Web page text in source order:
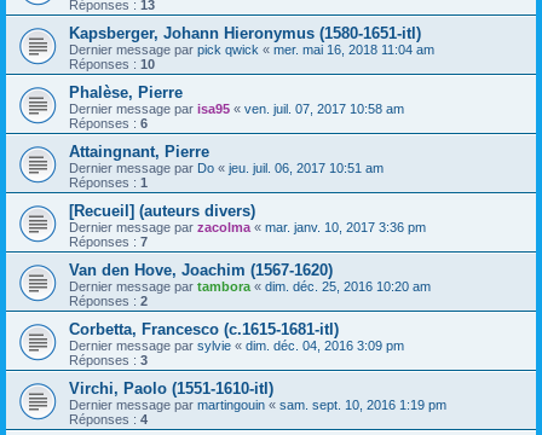
Réponses : 13
Kapsberger, Johann Hieronymus (1580-1651-itl)
Dernier message par pick qwick « mer. mai 16, 2018 11:04 am
Réponses : 10
Phalèse, Pierre
Dernier message par isa95 « ven. juil. 07, 2017 10:58 am
Réponses : 6
Attaingnant, Pierre
Dernier message par Do « jeu. juil. 06, 2017 10:51 am
Réponses : 1
[Recueil] (auteurs divers)
Dernier message par zacolma « mar. janv. 10, 2017 3:36 pm
Réponses : 7
Van den Hove, Joachim (1567-1620)
Dernier message par tambora « dim. déc. 25, 2016 10:20 am
Réponses : 2
Corbetta, Francesco (c.1615-1681-itl)
Dernier message par sylvie « dim. déc. 04, 2016 3:09 pm
Réponses : 3
Virchi, Paolo (1551-1610-itl)
Dernier message par martingouin « sam. sept. 10, 2016 1:19 pm
Réponses : 4